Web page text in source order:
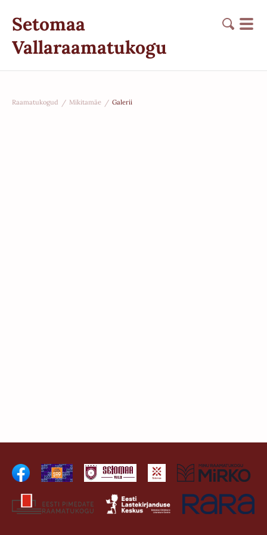
Setomaa
Vallaraamatukogu
Raamatukogud / Mikitamäe / Galerii